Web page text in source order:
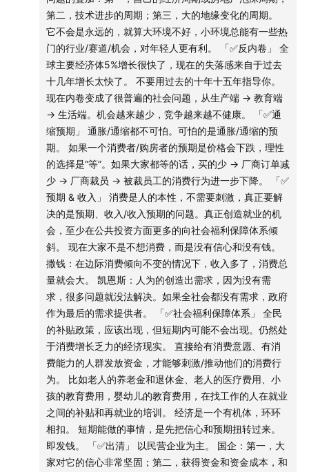
重大的宏观历史事件，会塑造一整代人的投资理念
越来越卷的中国制造业，是怎么发展成现在这样
比起实际的通缩，更可怕的是对于通缩的预期
消费是人的本性，最关键的难点是要解决通缩预期和
收入增长的问题
通过各种模式完善社会福利保障体系，可以有效地
保障消费
在“反内卷”的大背景下，究竟什么样的企业会被出
通过金融改革，让更多民企享受到优惠的贷款条件
从个人的微观处境来看，当代的年轻人能够为自己
做些什么？
打破刚性兑付之后，才会倒逼大众形成投资理财意
品，同时没有卖空机制。
追涨杀跌，天真的线性外推的思维模式，和一个波动的资产
价格和经济的周期，特别不一致。
投资是一项反人性的活动，是和自己的人性做斗争。
叙事 - 事后追认的一种解释。
「✅刚需 - 伪概念」
在过去大量的市场需求里，很大一部分是投资性或投机性需
求。
高盛：稳态状态下，每年新房销售5亿m²。
为什么在上海买个房是刚需？为什么买个劳斯莱斯不是刚
需？
有效需求：买得起的需求。
过去一段时间很多人即使买不起也要买，因为房地产是投机
品/投资品。
按正常商品角度，价格下跌需求增加，但房地产恰恰相反，
价格下跌1/3左右，需求下降的更多。
「✅租户」
居住需求，很容易通过租房完成。
国内的问题是，租户和业主不同权。一线城市卖房时卖的不
是简单的居住权利，还有非常稀缺的公共设施的享有权利。
空气房东：保障性租赁住房。
对租户权利的保障，是化解泡沫、调控房地产市场的重要机
制，也是社会进步的反应。
教育：中国的房价绑定了一个孩子的就学权利。
冲击：教育是否能改变命运/生活的想法发生了改变；人口的
下降趋势。
第二，技术进步的周期；第三，大的地缘变化的周期。
它不会是永远的，就算大环境不好，小环境总能有一些热
门的行业/赛道/机会，对年轻人更有利。 「✅反内卷」 全
球主要经济体5%增长很快了，现在的失落感来自于过去
十几年增长太快了。 不要用过去的十年十五年指导你。
现在内卷变成了很普遍的社会问题，从生产端 → 教育端
→ 生活端。机会越来越少，竞争越来越不健康。 「✅通
缩预期」 通胀/通缩都不可怕。可怕的是通胀/通缩的预
期。 如果一个消费者/购房者的预期是价格会下跌，理性
的选择是“等”。如果大家都等的话，买的少 → 厂商订单减
少 → 厂商裁员 → 被裁员工的消费行为进一步下降。 「✅
预期 & 收入」 消费是人的本性，不需要刺激，真正要解
决的是预期、收入/收入预期的问题。真正创造就业的机
会，至少在公共投资方面更多的向社会福利保障体系倾
斜。 现在大家不是不想消费，而是没有信心和没有钱。
撒钱：在边际消费倾向不变的情况下，收入多了，消费总
量就会大。 凯恩斯：人为的创造出需求，因为没有需
求，很多问题就没法解决。如果全社会都没有需求，政府
作为最后的需求提供者。 「✅社会福利保障体系」 全民
的补贴政策，应该出现，但短期内可能不会出现。仍然处
于消费增长乏力的经济现实。 直接给有消费意愿、有消
费能力的人群发放资金，才能够刺激/推动他们的消费行
为。 比如老人的养老金和退休金、老人的医疗费用、小
孩的教育费用，婴幼儿的教育费用，在找工作的人在就业
之间的补贴和再就业的培训。 经济是一个有机体，环环
相扣。 短期能做的事情，是先把信心和预期扭转过来。
即发钱。 「✅出清」 以民营企业为主。 国企：第一，大
家对它的信心非常坚固；第二，获得资金和资金成本，和